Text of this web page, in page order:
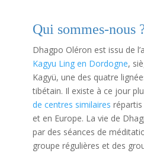
Qui sommes-nous
Dhagpo Oléron est issu de
Kagyu Ling en Dordogne,
Kagyü, une des quatre
tibétain. Il existe à ce jour
de centres similaires
et en Europe. La vie de
par des séances de
groupe régulières et des